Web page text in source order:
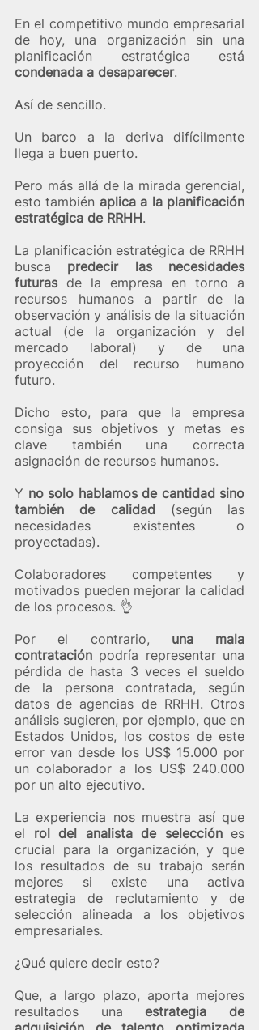
En el competitivo mundo empresarial
de hoy, una organización sin una
condenada a desaparecer.
Así de sencillo.
Un barco a la deriva difícilmente
llega a buen puerto.
Pero más allá de la mirada gerencial,
esto también aplica a la planificación
estratégica de RRHH.
La planificación estratégica de RRHH
busca predecir las necesidades
futuras de la empresa en torno a
recursos humanos a partir de la
observación y análisis de la situación
actual (de la organización y del
mercado laboral) y de una
proyección del recurso humano
futuro.
Dicho esto, para que la empresa
consiga sus objetivos y metas es
clave también una correcta
asignación de recursos humanos.
Y no solo hablamos de cantidad sino
también de calidad (según las
necesidades existentes o
proyectadas).
Colaboradores competentes y
motivados pueden mejorar la calidad
de los procesos. 👌​
Por el contrario, una mala
contratación podría representar una
pérdida de hasta 3 veces el sueldo
de la persona contratada, según
datos de agencias de RRHH. Otros
análisis sugieren, por ejemplo, que en
Estados Unidos, los costos de este
error van desde los US$ 15.000 por
un colaborador a los US$ 240.000
por un alto ejecutivo.
La experiencia nos muestra así que
el rol del analista de selección es
crucial para la organización, y que
los resultados de su trabajo serán
mejores si existe una activa
estrategia de reclutamiento y de
selección alineada a los objetivos
empresariales.
¿Qué quiere decir esto?
Que, a largo plazo, aporta mejores
resultados una estrategia de